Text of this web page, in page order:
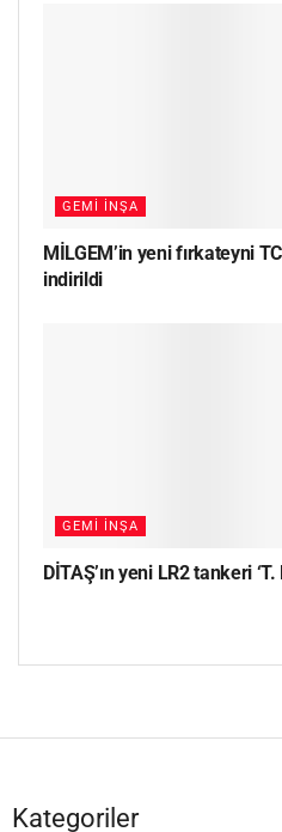
GEMI İNŞA
MİLGEM’in yeni fırkateyni
indirildi
GEMI İNŞA
DİTAŞ’ın yeni LR2 tankeri
Kategoriler